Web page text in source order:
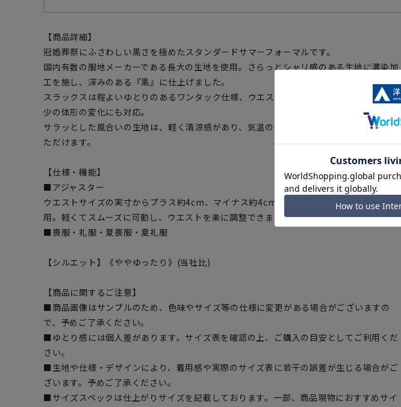
【商品詳細】
冠婚葬祭にふさわしい黒さを極めたスタンダードサマーフォーマルです。
国内有数の服地メーカーである長大の生地を使用。さらっとシャリ感のある生地に濃染加
工を施し、深みのある『黒』に仕上げました。
スラックスは程よいゆとりのあるワンタック仕様、ウエストにはアジャスターを施し、多
少の体形の変化にも対応。
サラッとした風合いの生地は、軽く清涼感があり、気温の高い季節を涼しく快適に着用い
ただけます。
【仕様・機能】
■アジャスター
ウエストサイズの実寸からプラス約4cm、マイナス約4cmスライドするアジャスターを採
用。軽くてスムーズに可動し、ウエストを楽に調整できます。
■喪服・礼服・夏喪服・夏礼服
【シルエット】《ややゆったり》(当社比)
【商品に関するご注意】
■商品画像はサンプルのため、色味やサイズ等の仕様に変更がある場合がございますの
で、予めご了承ください。
■ゆとり感には個人差があります。サイズ表を確認の上、ご購入の目安としてご利用くだ
さい。
■生地や仕様・デザインにより、着用感や実際のサイズ表に若干の誤差が生じる場合がご
ざいます。予めご了承ください。
■サイズスペックは仕上がりサイズを記載しております。一部、商品現物におすすめサイ